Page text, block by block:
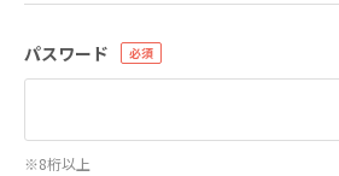
パスワード
※8桁以上